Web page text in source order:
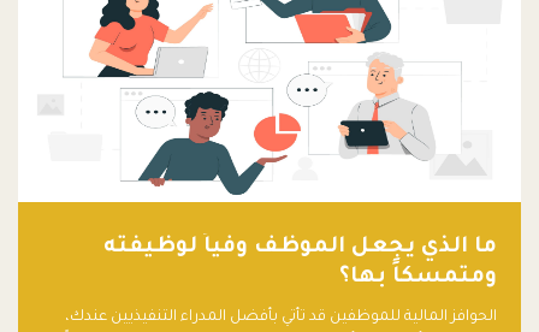
ما الذي يجعل الموظف وفياً لوظيفته
ومتمسكاً بها؟
الحوافز المالية للموظفين قد تأتي بأفضل المدراء التنفيذيين عندك،